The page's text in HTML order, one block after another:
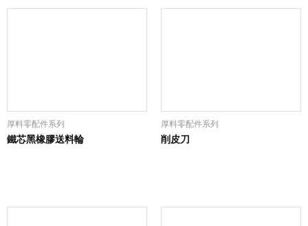
厚料零配件系列
鐵芯黑橡膠送料輪
厚料零配件系列
削皮刀